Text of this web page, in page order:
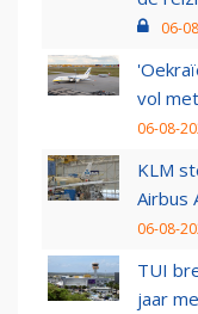
06-
vol
06-08-
KLM
Airbus
06-08-
TUI
jaar